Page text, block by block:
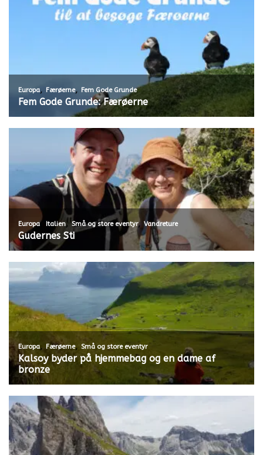
Europa, Færøerne, Fem Gode Grunde
Fem Gode Grunde: Færøerne
Europa, Italien,Små og store eventyr, Vandreture
Gudernes Sti
Europa, Færøerne, Små og store eventyr
Kalsoy byder på hjemmebag og en dame af
bronze